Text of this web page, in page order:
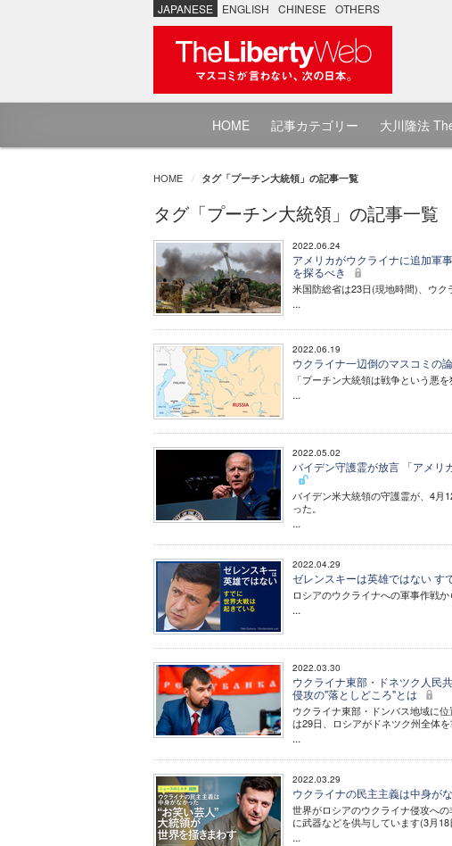
JAPANESE ENGLISH CHINESE OTHERS
HOME 記事カテゴリー 大川隆法
HOME タグ「プーチン大統領」の記事一覧
タグ「プーチン大統領」の記事一覧
2022.06.24
アメリカがウクライナに追加軍
を探るべき
米国防総省は23日(現地時間)、ウク
...
2022.06.19
ウクライナ一辺倒のマスコミの
「プーチン大統領は戦争という悪
...
2022.05.02
バイデン守護霊が放言 「アメリ
バイデン米大統領の守護霊が、4月
った。
...
2022.04.29
ゼレンスキーは英雄ではない す
ロシアのウクライナへの軍事作戦
...
2022.03.30
ウクライナ東部・ドネツク人民
侵攻の"落としどころ"とは
ウクライナ東部・ドンバス地域に
は29日、ロシアがドネツク州全体
...
2022.03.29
ウクライナの民主主義は中身が
世界がロシアのウクライナ侵攻へ
に武器などを供与しています(3月18
...